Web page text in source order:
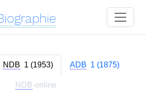
NDB 1 (1953) ADB 1 (1875)
NDB-online